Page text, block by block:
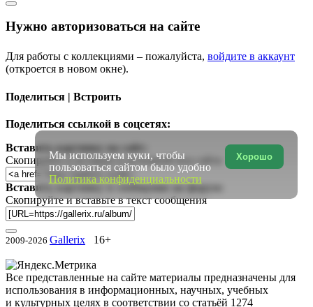
Нужно авторизоваться на сайте
Для работы с коллекциями – пожалуйста, войдите в аккаунт
(откроется в новом окне).
Поделиться | Встроить
Поделиться ссылкой в соцсетях:
Вставить картинку на сайт:
Скопируйте и вставьте в исходный код сайта
Вставить картинку в сообщение на форум:
Скопируйте и вставьте в текст сообщения
2009-2026 Gallerix 16+
Все представленные на сайте материалы предназначены для
использования в информационных, научных, учебных
и культурных целях в соответствии со статьёй 1274
Хорошо
Мы используем куки, чтобы
пользоваться сайтом было удобно
Политика конфиденциальности